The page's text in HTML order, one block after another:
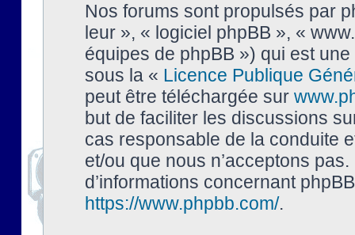
Nos forums sont propulsés par
leur », « logiciel phpBB », «
équipes de phpBB ») qui est
sous la « Licence Publique
peut être téléchargée sur
but de faciliter les discussions
cas responsable de la conduite
et/ou que nous n’acceptons
d’informations concernant
https://www.phpbb.com/.